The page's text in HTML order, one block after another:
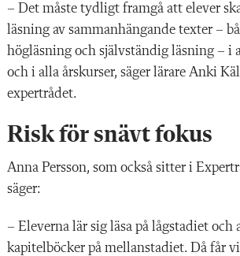
– Det måste tydligt framgå att elever
läsning av sammanhängande texter –
högläsning och självständig läsning – i
och i alla årskurser, säger lärare Anki
expertrådet.
Risk för snävt fokus
Anna Persson, som också sitter i
säger:
– Eleverna lär sig läsa på lågstadiet och
kapitelböcker på mellanstadiet. Då får